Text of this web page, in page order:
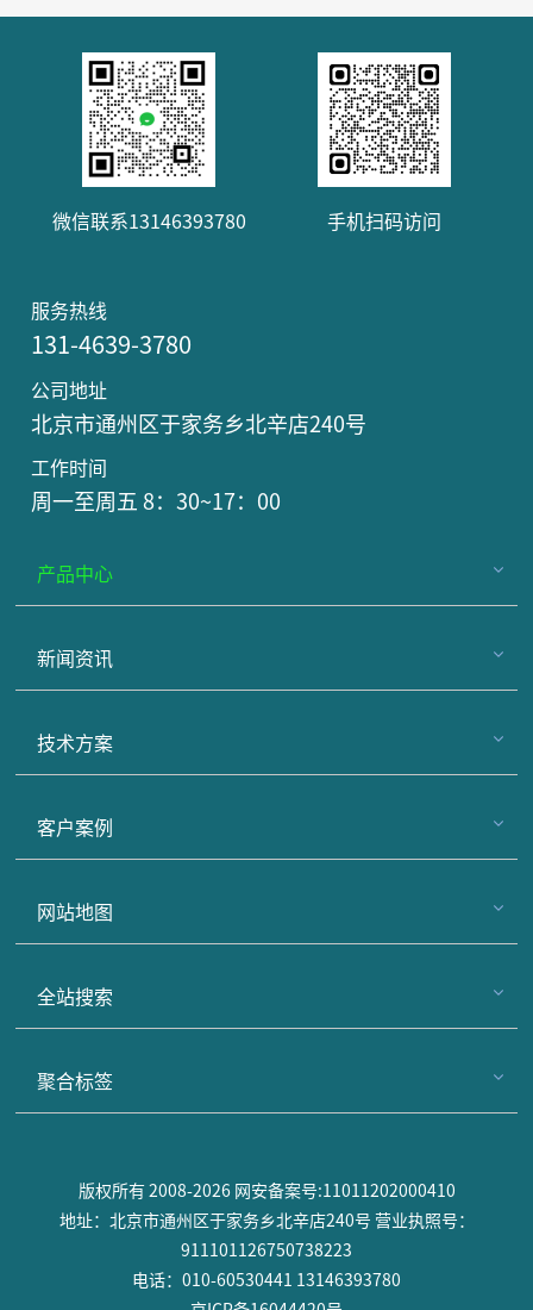
微信联系13146393780 手机扫码访问
服务热线
131-4639-3780
公司地址
北京市通州区于家务乡北辛店240号
工作时间
周一至周五 8：30~17：00
产品中心
新闻资讯
技术方案
客户案例
网站地图
全站搜索
聚合标签
版权所有 2008-2026 网安备案号:11011202000410
地址：北京市通州区于家务乡北辛店240号 营业执照号：
911101126750738223
电话：010-60530441 13146393780